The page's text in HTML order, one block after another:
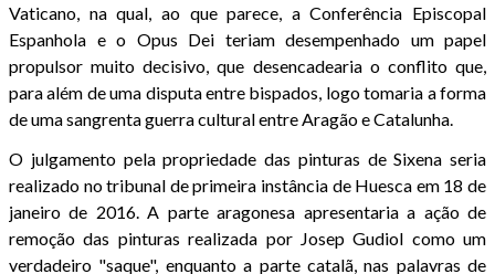
Vaticano, na qual, ao que parece, a Conferência Episcopal
Espanhola e o Opus Dei teriam desempenhado um papel
propulsor muito decisivo, que desencadearia o conflito que,
para além de uma disputa entre bispados, logo tomaria a forma
de uma sangrenta guerra cultural entre Aragão e Catalunha.
O julgamento pela propriedade das pinturas de Sixena seria
realizado no tribunal de primeira instância de Huesca em 18 de
janeiro de 2016. A parte aragonesa apresentaria a ação de
remoção das pinturas realizada por Josep Gudiol como um
verdadeiro "saque", enquanto a parte catalã, nas palavras de